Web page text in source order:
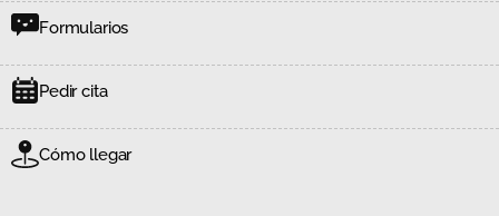
Formularios
Pedir cita
Cómo llegar